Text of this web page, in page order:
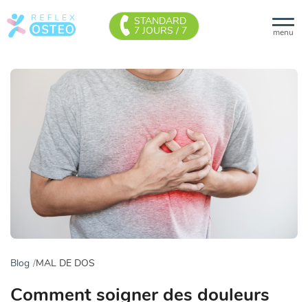
menu
STANDARD
7 JOURS / 7
Blog MAL DE DOS
Comment soigner des douleurs